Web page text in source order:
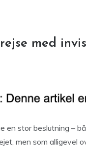
med
stor beslutning –
men som alligevel